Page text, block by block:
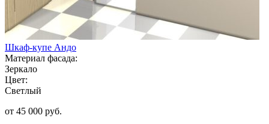
Шкаф-купе Андо
Материал фасада:
Зеркало
Цвет:
Светлый
от 45 000 руб.